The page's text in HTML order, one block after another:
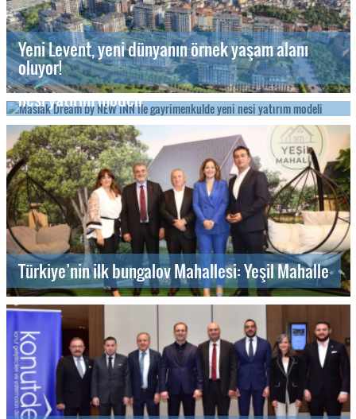
Yeni Levent, yeni dünyanın örnek yaşam alanı
oluyor!
Maslak Dream by NEW INN ile gayrimenkulde yeni
nesi yatırım modeli
Türkiye’nin ilk bungalov Mahallesi: Yeşil Mahalle